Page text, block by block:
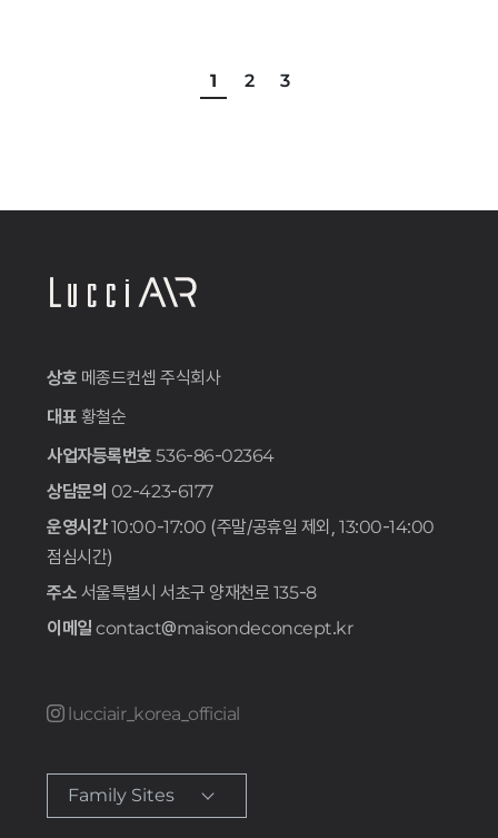
1 2 3
상호 메종드컨셉 주식회사
대표 황철순
사업자등록번호 536-86-02364
상담문의 02-423-6177
운영시간10:00-17:00 (주말/공휴일 제외, 13:00-14:00
점심시간)
주소 서울특별시 서초구 양재천로 135-8
이메일contact@maisondeconcept.kr
lucciair_korea_official
Family Sites